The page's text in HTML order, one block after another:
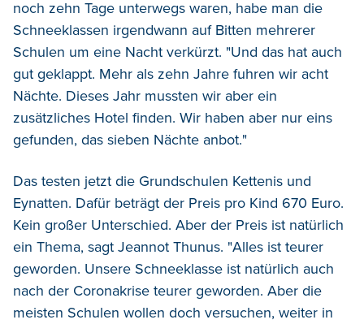
noch zehn Tage unterwegs waren, habe man die
Schneeklassen irgendwann auf Bitten mehrerer
Schulen um eine Nacht verkürzt. "Und das hat auch
gut geklappt. Mehr als zehn Jahre fuhren wir acht
Nächte. Dieses Jahr mussten wir aber ein
zusätzliches Hotel finden. Wir haben aber nur eins
gefunden, das sieben Nächte anbot."
Das testen jetzt die Grundschulen Kettenis und
Eynatten. Dafür beträgt der Preis pro Kind 670 Euro.
Kein großer Unterschied. Aber der Preis ist natürlich
ein Thema, sagt Jeannot Thunus. "Alles ist teurer
geworden. Unsere Schneeklasse ist natürlich auch
nach der Coronakrise teurer geworden. Aber die
meisten Schulen wollen doch versuchen, weiter in